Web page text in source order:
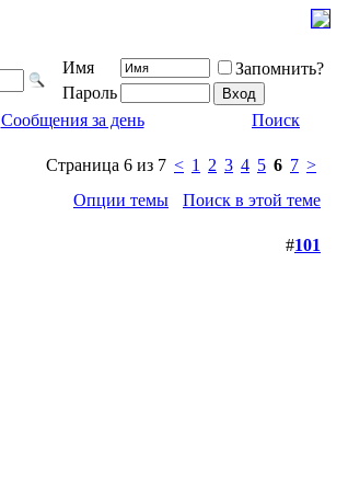
Имя
Запомнить?
Пароль
Сообщения за день Поиск
Страница 6 из 7 < 1 2 3 4 5 6 7 >
Опции темы
Поиск в этой теме
#101